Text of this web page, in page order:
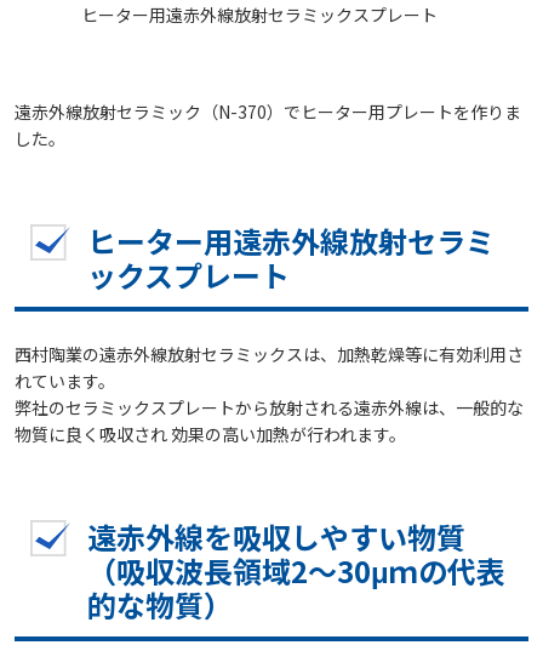
ヒーター用遠赤外線放射セラミックスプレート
遠赤外線放射セラミック（N-370）でヒーター用プレートを作りま
した。
ヒーター用遠赤外線放射セラミ
ックスプレート
西村陶業の遠赤外線放射セラミックスは、加熱乾燥等に有効利用さ
れています。
弊社のセラミックスプレートから放射される遠赤外線は、一般的な
物質に良く吸収され 効果の高い加熱が行われます。
遠赤外線を吸収しやすい物質
（吸収波長領域2～30μｍの代表
的な物質）